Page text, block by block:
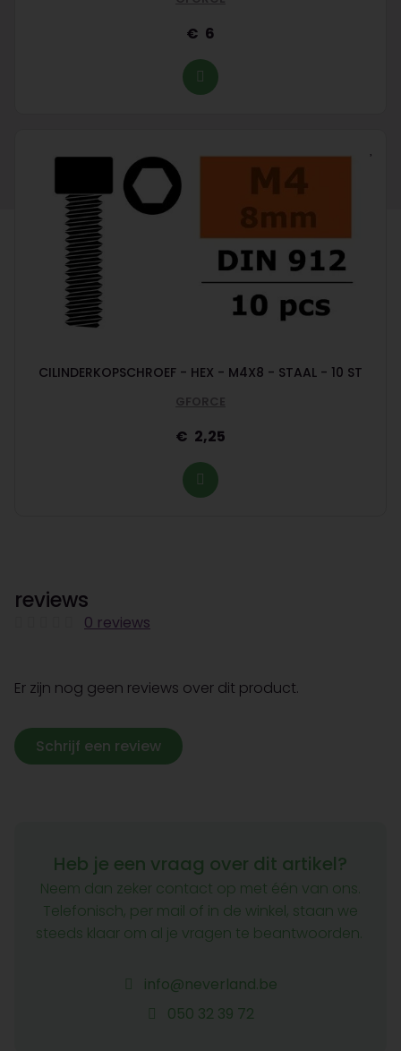
6
CILINDERKOPSCHROEF - HEX - M4X8 - STAAL - 10 ST
GFORCE
2,25
reviews
0 reviews
Er zijn nog geen reviews over dit product.
Schrijf een review
Heb je een vraag over dit artikel?
Neem dan zeker contact op met één van ons.
Telefonisch, per mail of in de winkel, staan we
steeds klaar om al je vragen te beantwoorden.
info@neverland.be
050 32 39 72